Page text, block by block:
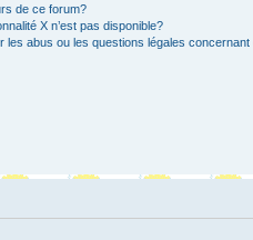
de ce forum?
X n’est pas disponible?
les abus ou les questions légales concernant